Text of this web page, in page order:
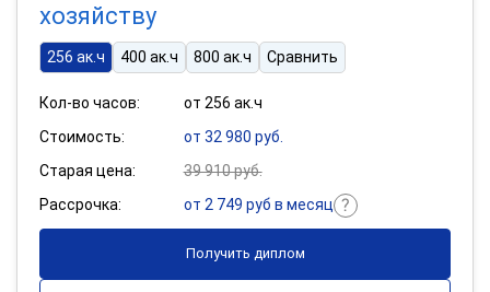
хозяйству
256 ак.ч 400 ак.ч 800 ак.ч Сравнить
Кол-во часов:
от 256 ак.ч
Стоимость:
от 32 980 руб.
Старая цена:
39 910 руб.
Рассрочка:
от 2 749 руб в месяц
Получить диплом